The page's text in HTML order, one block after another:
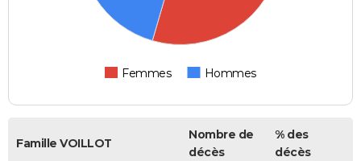
Femmes Hommes
Famille VOILLOT
Nombre de
décès
% des
décès